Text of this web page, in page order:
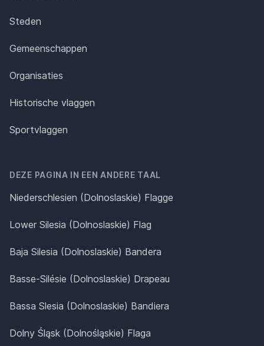
Steden
Gemeenschappen
Organisaties
Historische vlaggen
Sportvlaggen
DEZE PAGINA IN EEN ANDERE TAAL
Niederschlesien (Dolnoslaskie) Flagge
Lower Silesia (Dolnoslaskie) Flag
Baja Silesia (Dolnoslaskie) Bandera
Basse-Silésie (Dolnoslaskie) Drapeau
Bassa Slesia (Dolnoslaskie) Bandiera
Dolny Śląsk (Dolnośląskie) Flaga